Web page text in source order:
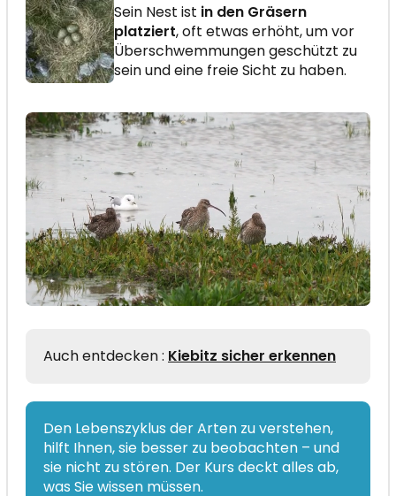
Sein Nest ist in den Gräsern
platziert, oft etwas erhöht, um vor
Überschwemmungen geschützt zu
sein und eine freie Sicht zu haben.
Auch entdecken : Kiebitz sicher erkennen
Den Lebenszyklus der Arten zu verstehen,
hilft Ihnen, sie besser zu beobachten – und
sie nicht zu stören. Der Kurs deckt alles ab,
was Sie wissen müssen.